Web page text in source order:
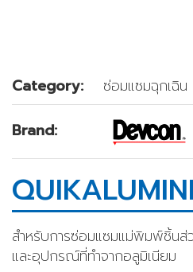
Category: ซ่อมแซมฉุกเฉิน
Brand:
สำหรับการซ่อมแซมแม่พิมพ์ชิ้นส่
และอุปกรณ์ที่ทำจากอลูมิเนียม